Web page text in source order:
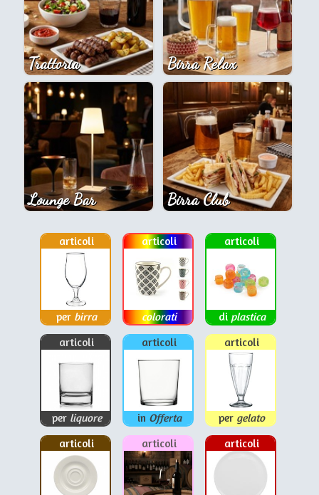
Trattoria Birra Relax
Lounge Bar Birra Club
articoli
per birra
articoli
colorati
articoli
di plastica
articoli
per liquore
articoli
in Offerta
articoli
per gelato
articoli
articoli articoli